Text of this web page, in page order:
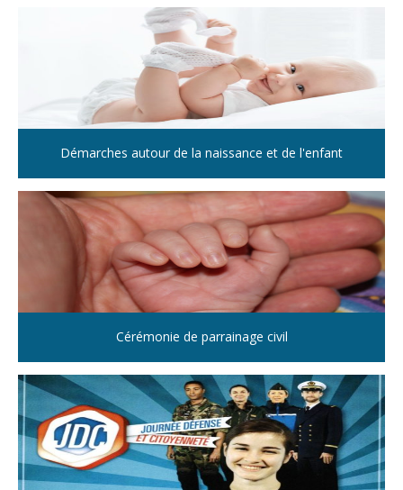
Démarches autour de la naissance et de l'enfant
Cérémonie de parrainage civil